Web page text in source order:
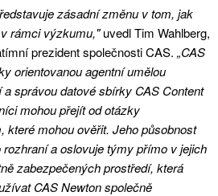
zásadní změnu v tom, jak
rámci výzkumu,"uvedl Tim Wahlberg,
prezident společnosti CAS. „CAS
orientovanou agentní umělou
správou datové sbírky CAS Content
mohou přejít od otázky
které mohou ověřit. Jeho působnost
a oslovuje týmy přímo v jejich
zabezpečených prostředí, která
CAS Newton společně